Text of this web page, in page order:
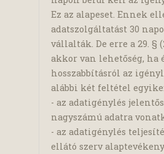
Ez az alapeset. Ennek
adatszolgáltatást 30
vállalták. De erre a 29. §
akkor van lehetőség, ha
hosszabbításról az
alábbi két feltétel egyike:
- az adatigénylés
nagyszámú adatra
- az adatigénylés
ellátó szerv